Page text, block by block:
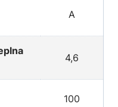
A
4,6
100